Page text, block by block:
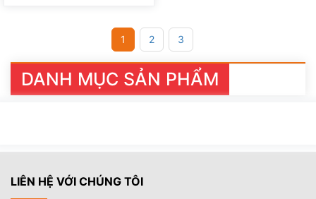
1 2 3
DANH MỤC SẢN PHẨM
LIÊN HỆ VỚI CHÚNG TÔI